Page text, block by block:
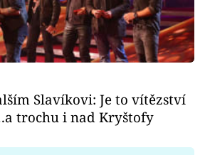
Slavíkovi: Je to vítězství
trochu i nad Kryštofy